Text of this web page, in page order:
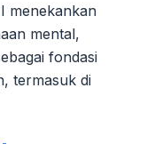
menekankan
mental,
fondasi
termasuk di